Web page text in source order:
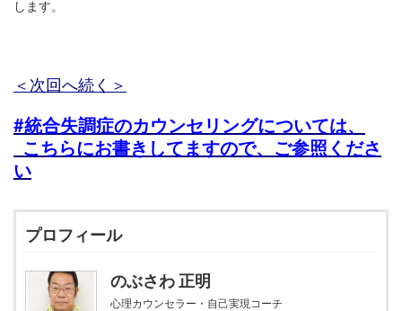
します。
＜次回へ続く＞
#統合失調症のカウンセリングについては、
こちらにお書きしてますので、ご参照くださ
い
プロフィール
のぶさわ 正明
心理カウンセラー・自己実現コーチ